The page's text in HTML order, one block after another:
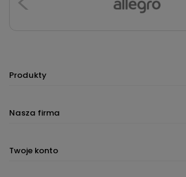
Produkty
Nasza firma
Twoje konto